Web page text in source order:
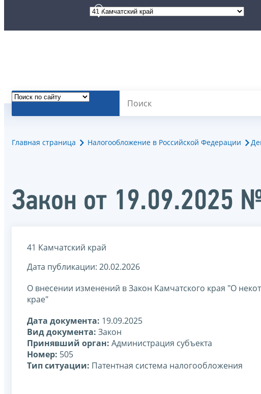
Главная страница Налогообложение в Российской Федерации
Закон от 19.09.2025
41 Камчатский край
Дата публикации: 20.02.2026
О внесении изменений в Закон Камчатского края "О
крае"
Дата документа: 19.09.2025
Вид документа: Закон
Принявший орган: Администрация субъекта
Номер: 505
Тип ситуации: Патентная система налогообложения